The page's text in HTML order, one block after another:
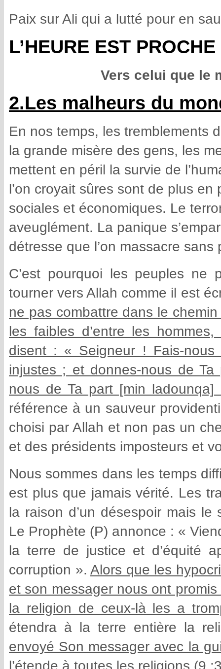
Paix sur Ali qui a lutté pour en
L’HEURE EST
Vers celui que le
2.Les malheurs du
En nos temps, les tremblements
la grande misère des gens, les
mettent en péril la survie de
l’on croyait sûres sont de plus
sociales et économiques. Le
aveuglément. La panique
détresse que l’on massacre sans
C’est pourquoi les peuples ne
tourner vers Allah comme il est
ne pas combattre dans le chemin
les faibles d’entre les
disent : « Seigneur ! Fais-
injustes ; et donnes-nous de
nous de Ta part [min ladounqa]
référence à un sauveur
choisi par Allah et non pas un
et des présidents imposteurs et
Nous sommes dans les temps
est plus que jamais vérité. Les
la raison d’un désespoir mais
Le Prophète (P) annonce : «
la terre de justice et d’équité
corruption ». Alors que les
et son messager nous ont
la religion de ceux-là les a
étendra à la terre entière la
envoyé Son messager avec la
l’étende à toutes les religions (9